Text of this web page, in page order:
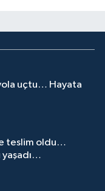
uçtu… Hayata
teslim oldu…
yaşadı…